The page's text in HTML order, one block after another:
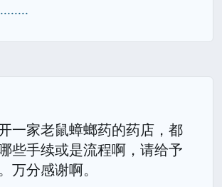
一家老鼠蟑螂药的药店，都
些手续或是流程啊，请给予
万分感谢啊。